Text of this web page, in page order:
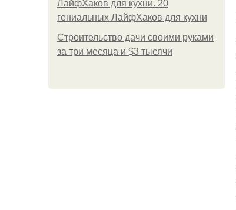
ЛайфХаков для кухни. 20
гениальных ЛайфХаков для кухни
Строительство дачи своими руками
за три месяца и $3 тысячи